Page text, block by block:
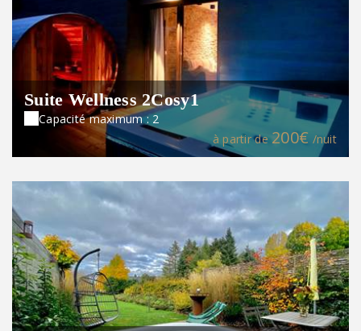
Suite Wellness 2Cosy1
Capacité maximum : 2
à partir de200€ /nuit